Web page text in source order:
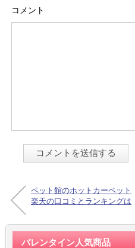
コメント
ペット館のホットカーペット
楽天の口コミとランキングは
バレンタイン人気商品